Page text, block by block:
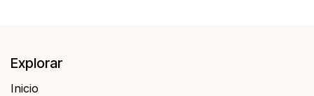
Explorar
Inicio